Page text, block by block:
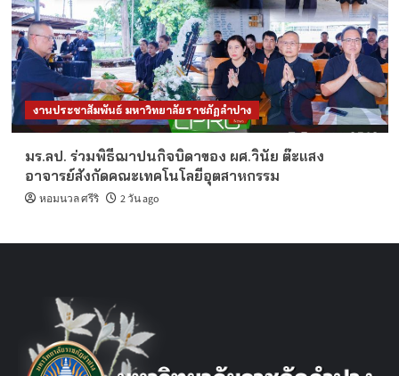
งานประชาสัมพันธ์ มหาวิทยาลัยราชภัฏลำปาง
มร.ลป. ร่วมพิธีฌาปนกิจบิดาของ ผศ.วินัย ต๊ะแสง
อาจารย์สังกัดคณะเทคโนโลยีอุตสาหกรรม
หอมนวล ศรีริ 2 วัน ago